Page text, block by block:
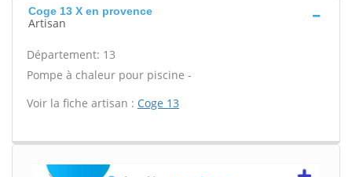
Coge 13 X en provence
Artisan
Département: 13
Pompe à chaleur pour piscine -
Voir la fiche artisan : Coge 13